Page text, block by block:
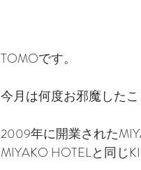
TOMOです。
今月は何度お邪魔したこ
2009年に開業された
MIYAKO HOTELと同じ